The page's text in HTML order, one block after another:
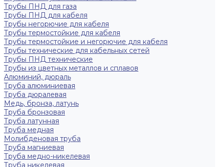
Трубы ПНД для газа
Трубы ПНД для кабеля
Трубы негорючие для кабеля
Трубы термостойкие для кабеля
Трубы термостойкие и негорючие для кабеля
Трубы технические для кабельных сетей
Трубы ПНД технические
Трубы из цветных металлов и сплавов
Алюминий, дюраль
Труба алюминиевая
Труба дюралевая
Медь, бронза, латунь
Труба бронзовая
Труба латунная
Труба медная
Молибденовая труба
Труба магниевая
Труба медно-никелевая
Труба никелевая